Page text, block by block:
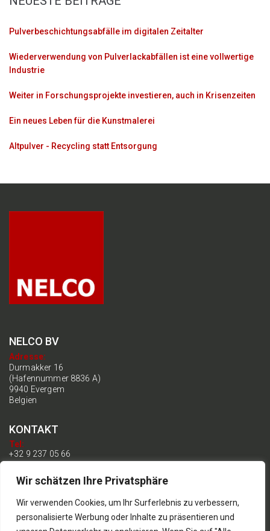
Wir schätzen Ihre Privatsphäre
Wir verwenden Cookies, um Ihr Surferlebnis zu verbessern,
personalisierte Werbung oder Inhalte zu präsentieren und
Pulverbeschichtungsabfälle im digitalen Zeitalter
Wiederverwendung von Pulverlackabfällen ist eine vollwertige
Industrie
Weiter in Forschungsprojekte investieren, auch in Krisenzeiten
Ein neues Leben für die Kunstmalerei
Altpulver - Recycling statt Entsorgung
NELCO BV
Adresse:
Durmakker 16
(Hafennummer 8836 A)
9940 Evergem
Belgien
KONTAKT
Tel:
+32 9 237 05 66
info@nelco.be
ÜBRIGENS: